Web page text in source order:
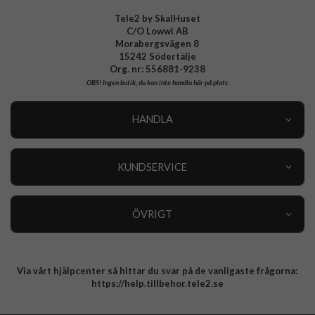
Tele2 by SkalHuset
C/O Lowwi AB
Morabergsvägen 8
15242 Södertälje
Org. nr: 556881-9238
OBS!Ingen butik, du kan inte handla här på plats
HANDLA
KUNDSERVICE
ÖVRIGT
Integritetspolicy
Via vårt hjälpcenter så hittar du svar på de vanligaste frågorna:
https://help.tillbehor.tele2.se